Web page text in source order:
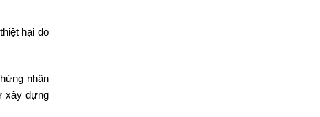
hại do
nhận
xây dựng